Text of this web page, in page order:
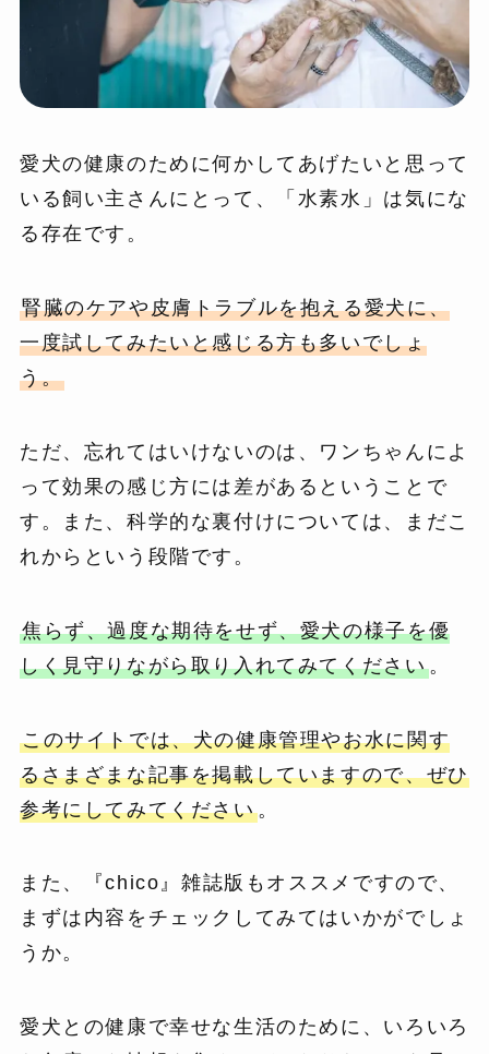
愛犬の健康のために何かしてあげたいと思って
いる飼い主さんにとって、「水素水」は気にな
る存在です。
腎臓のケアや皮膚トラブルを抱える愛犬に、
一度試してみたいと感じる方も多いでしょ
う。
ただ、忘れてはいけないのは、ワンちゃんによ
って効果の感じ方には差があるということで
す。また、科学的な裏付けについては、まだこ
れからという段階です。
焦らず、過度な期待をせず、愛犬の様子を優
しく見守りながら取り入れてみてください。
このサイトでは、犬の健康管理やお水に関す
るさまざまな記事を掲載していますので、ぜひ
参考にしてみてください。
また、『chico』雑誌版もオススメですので、
まずは内容をチェックしてみてはいかがでしょ
うか。
愛犬との健康で幸せな生活のために、いろいろ